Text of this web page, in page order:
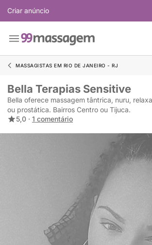
Criar anúncio
MASSAGISTAS EM RIO DE JANEIRO - RJ
Bella Terapias Sensitive
Bella oferece massagem tântrica, nuru,
ou prostática. Bairros Centro ou Tijuca.
5,0 · 1 comentário